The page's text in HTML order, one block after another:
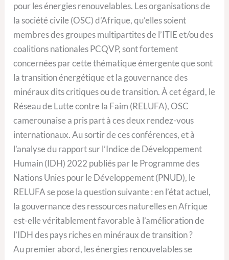
pour les énergies renouvelables. Les organisations de
la société civile (OSC) d’Afrique, qu’elles soient
membres des groupes multipartites de l’ITIE et/ou des
coalitions nationales PCQVP, sont fortement
concernées par cette thématique émergente que sont
la transition énergétique et la gouvernance des
minéraux dits critiques ou de transition. À cet égard, le
Réseau de Lutte contre la Faim (RELUFA), OSC
camerounaise a pris part à ces deux rendez-vous
internationaux. Au sortir de ces conférences, et à
l’analyse du rapport sur l’Indice de Développement
Humain (IDH) 2022 publiés par le Programme des
Nations Unies pour le Développement (PNUD), le
RELUFA se pose la question suivante : en l’état actuel,
la gouvernance des ressources naturelles en Afrique
est-elle véritablement favorable à l’amélioration de
l’IDH des pays riches en minéraux de transition ?
Au premier abord, les énergies renouvelables se